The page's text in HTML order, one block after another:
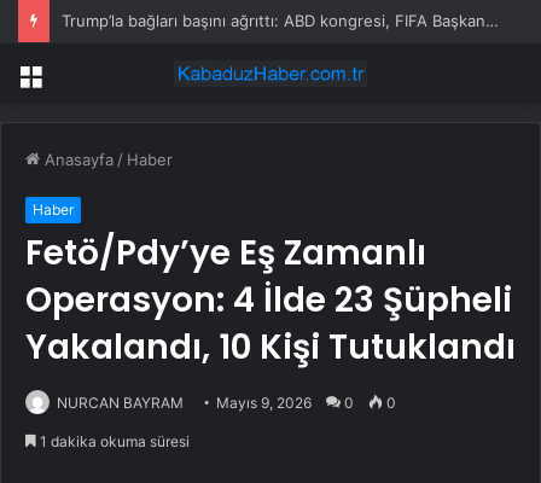
Trump’la bağları başını ağrıttı: ABD kongresi, FIFA Başkanı hakkında soruşturma başlattı
Menü
Anasayfa / Haber
Haber
Fetö/Pdy’ye Eş Zamanlı
Operasyon: 4 İlde 23 Şüpheli
Yakalandı, 10 Kişi Tutuklandı
NURCAN BAYRAM Mayıs 9, 2026 0 0
1 dakika okuma süresi